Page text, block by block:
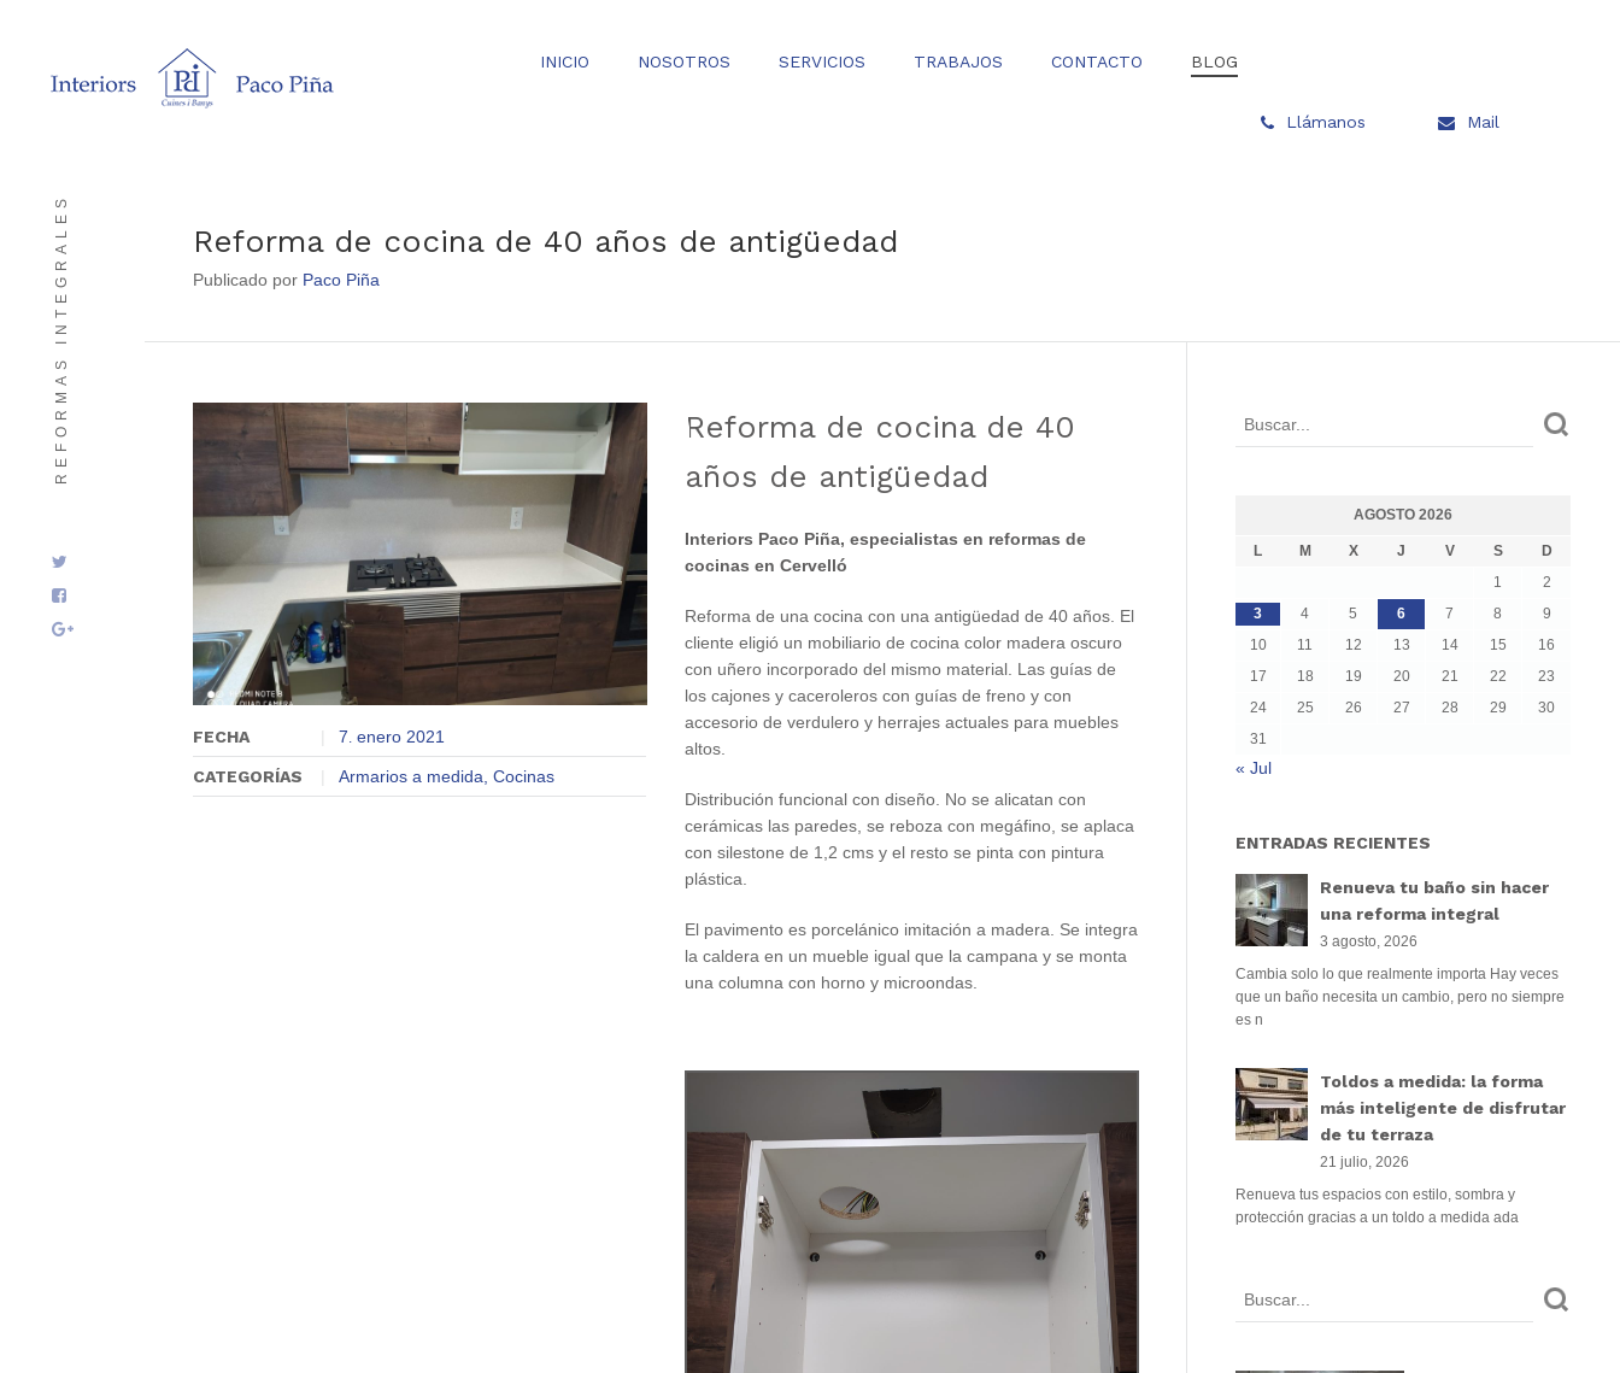
INICIO NOSOTROS SERVICIOS TRABAJOS CONTACTO BLOG
Llámanos Mail
REFORMAS INTEGRALES Reforma de cocina de 40 años de antigüedad
Publicado por Paco Piña
FECHA 7. enero 2021
CATEGORÍAS Armarios a medida Cocinas
Reforma de cocina de 40
años de antigüedad
Interiors Paco Piña, especialistas en reformas de
cocinas en Cervelló
Reforma de una cocina con una antigüedad de 40 años. El
cliente eligió un mobiliario de cocina color madera oscuro
con uñero incorporado del mismo material. Las guías de
los cajones y caceroleros con guías de freno y con
accesorio de verdulero y herrajes actuales para muebles
altos.
Distribución funcional con diseño. No se alicatan con
cerámicas las paredes, se reboza con megáfino, se aplaca
con silestone de 1,2 cms y el resto se pinta con pintura
plástica.
El pavimento es porcelánico imitación a madera. Se integra
la caldera en un mueble igual que la campana y se monta
una columna con horno y microondas.
AGOSTO 2026
L M X J V S
D
1
2
3
4 5 6 7 8
9
10
11 12 13 14 15
16
17
18 19 20 21 22
23
24
25 26 27 28 29
30
31
« Jul
ENTRADAS RECIENTES
Renueva tu baño sin hacer
una reforma integral
3 agosto, 2026
Cambia solo lo que realmente importa Hay veces
que un baño necesita un cambio, pero no siempre
es n
Toldos a medida: la forma
más inteligente de disfrutar
de tu terraza
21 julio, 2026
Renueva tus espacios con estilo, sombra y
protección gracias a un toldo a medida ada